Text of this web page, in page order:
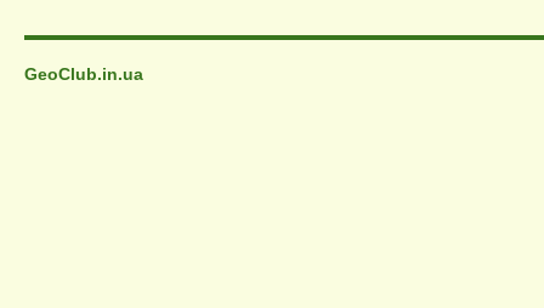
GeoClub.in.ua